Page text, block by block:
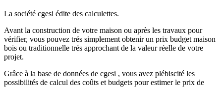
La société cgesi édite des calculettes.
Avant la construction de votre maison ou après les travaux pour
vérifier, vous pouvez trés simplement obtenir un prix budget maison
bois ou traditionnelle trés approchant de la valeur réelle de votre
projet.
Grâce à la base de données de cgesi , vous avez plébiscité les
possibilités de calcul des coûts et budgets pour estimer le prix de